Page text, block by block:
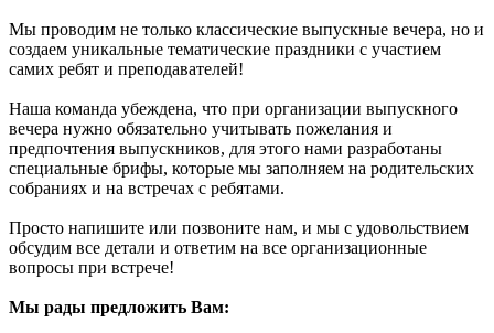
Мы проводим не только классические выпускные вечера, но и
создаем уникальные тематические праздники с участием
самих ребят и преподавателей!
Наша команда убеждена, что при организации выпускного
вечера нужно обязательно учитывать пожелания и
предпочтения выпускников, для этого нами разработаны
специальные брифы, которые мы заполняем на родительских
собраниях и на встречах с ребятами.
Просто напишите или позвоните нам, и мы с удовольствием
обсудим все детали и ответим на все организационные
вопросы при встрече!
Мы рады предложить Вам: